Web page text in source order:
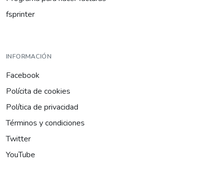
fsprinter
INFORMACIÓN
Facebook
Polícita de cookies
Política de privacidad
Términos y condiciones
Twitter
YouTube